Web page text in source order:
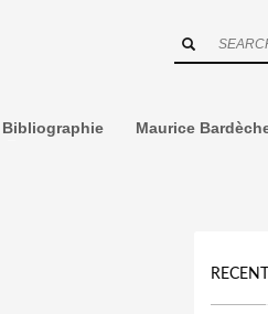
Bibliographie Maurice